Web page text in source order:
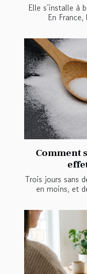
Elle s’installe à
En
Comment
Trois jours sans
en moins, et